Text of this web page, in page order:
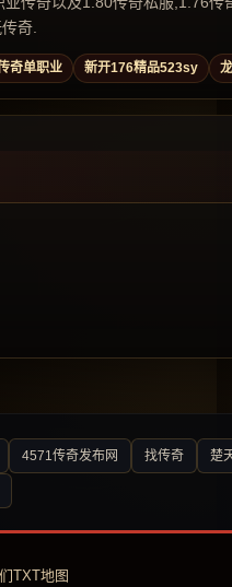
奇.
奇单职业 新开176精品523sy
4571传奇发布网 找传奇 楚
TXT地图